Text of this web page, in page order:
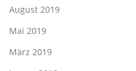
August 2019
Mai 2019
März 2019